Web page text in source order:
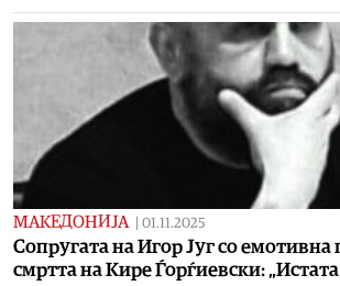
МАКЕДОНИЈА 01.11.2025
Сопругата на Игор Југ со емотивна
смртта на Кире Ѓорѓиевски: